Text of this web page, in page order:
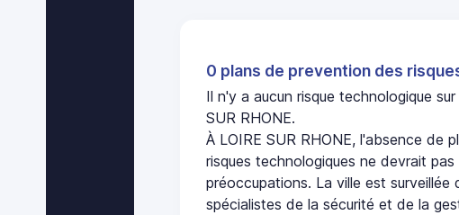
0 plans de prevention des
Il n'y a aucun risque technologique
SUR RHONE.
À LOIRE SUR RHONE, l'absence de
risques technologiques ne devrait
préoccupations. La ville est surveillée
spécialistes de la sécurité et de la